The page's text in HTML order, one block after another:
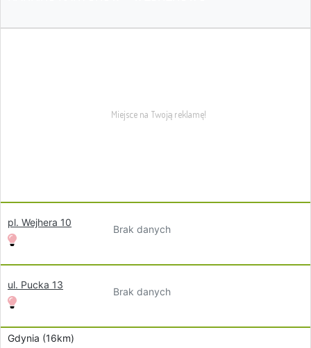
pl. Wejhera 10
Brak danych
ul. Pucka 13
Brak danych
Gdynia (16km)